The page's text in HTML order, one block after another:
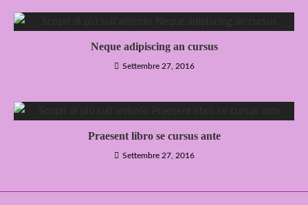
Neque adipiscing an cursus
Settembre 27, 2016
Praesent libro se cursus ante
Settembre 27, 2016